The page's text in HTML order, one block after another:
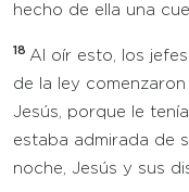
hecho de ella una
18 Al oír esto, los
de la ley
Jesús, porque le
estaba admirada de
noche, Jesús y sus